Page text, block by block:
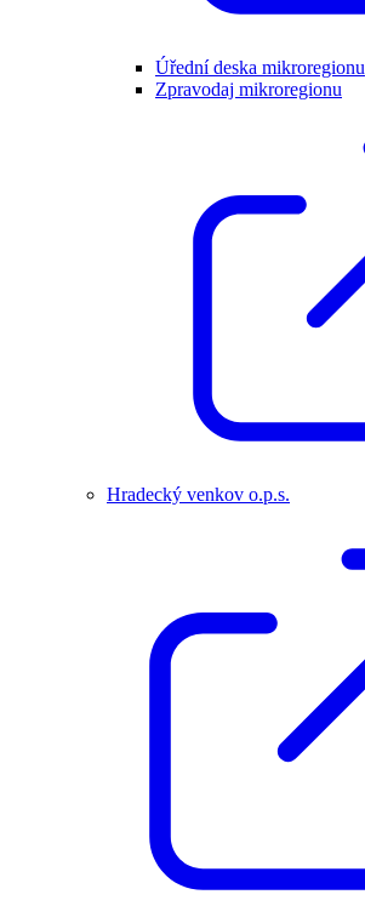
Úřední deska mikroregionu
Zpravodaj mikroregionu
Hradecký venkov o.p.s.